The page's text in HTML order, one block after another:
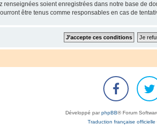
soient enregistrées dans notre base de
être tenus comme responsables en cas de
Développé parphpBB® Forum
Traduction française officielle